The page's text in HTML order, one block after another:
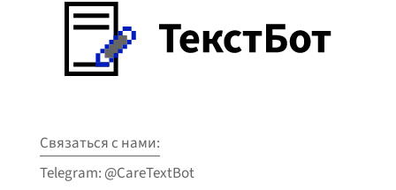
Связаться с нами:
Telegram: @CareTextBot